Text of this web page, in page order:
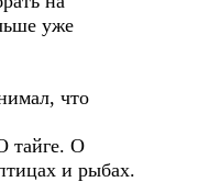
уже
что
тайге. О
и рыбах.